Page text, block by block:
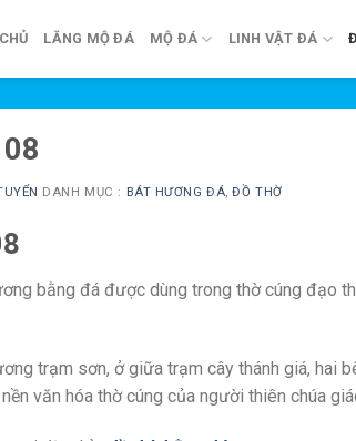
LĂNG MỘ ĐÁ MỘ ĐÁ LINH VẬT ĐÁ
DANH MỤC : BÁT HƯƠNG ĐÁ ,ĐỒ THỜ
bằng đá được dùng trong thờ cúng đạo
trạm sơn, ở giữa trạm cây thánh giá, hai
văn hóa thờ cúng của người thiên chúa